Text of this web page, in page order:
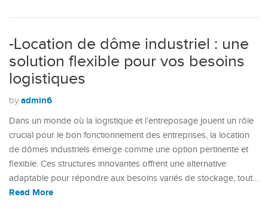
-Location de dôme industriel : une
solution flexible pour vos besoins
logistiques
by admin6
Dans un monde où la logistique et l’entreposage jouent un rôle
crucial pour le bon fonctionnement des entreprises, la location
de dômes industriels émerge comme une option pertinente et
flexible. Ces structures innovantes offrent une alternative
adaptable pour répondre aux besoins variés de stockage, tout…
Read More